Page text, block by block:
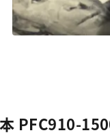
PFC910-